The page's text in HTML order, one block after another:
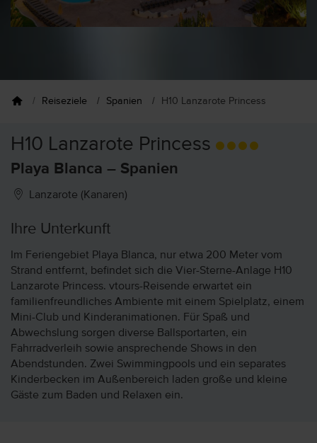
Reiseziele Spanien H10 Lanzarote Princess
H10 Lanzarote Princess
Playa Blanca – Spanien
Lanzarote (Kanaren)
Ihre Unterkunft
Im Feriengebiet Playa Blanca, nur etwa 200 Meter vom
Strand entfernt, befindet sich die Vier-Sterne-Anlage H10
Lanzarote Princess. vtours-Reisende erwartet ein
familienfreundliches Ambiente mit einem Spielplatz, einem
Mini-Club und Kinderanimationen. Für Spaß und
Abwechslung sorgen diverse Ballsportarten, ein
Fahrradverleih sowie ansprechende Shows in den
Abendstunden. Zwei Swimmingpools und ein separates
Kinderbecken im Außenbereich laden große und kleine
Gäste zum Baden und Relaxen ein.